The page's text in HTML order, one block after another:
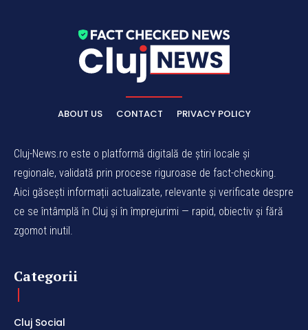
ABOUT US CONTACT PRIVACY POLICY
Cluj-News.ro este o platformă digitală de știri locale și
regionale, validată prin procese riguroase de fact-checking.
Aici găsești informații actualizate, relevante și verificate despre
ce se întâmplă în Cluj și în împrejurimi — rapid, obiectiv și fără
zgomot inutil.
Categorii
Cluj Social